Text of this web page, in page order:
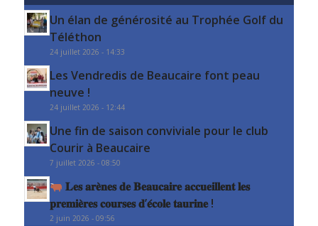
Un élan de générosité au Trophée Golf du
Téléthon
24 juillet 2026 - 14:33
Les Vendredis de Beaucaire font peau
neuve !
24 juillet 2026 - 12:44
Une fin de saison conviviale pour le club
Courir à Beaucaire
7 juillet 2026 - 08:50
𝐋𝐞𝐬 𝐚𝐫𝐞̀𝐧𝐞𝐬 𝐝𝐞 𝐁𝐞𝐚𝐮𝐜𝐚𝐢𝐫𝐞 𝐚𝐜𝐜𝐮𝐞𝐢𝐥𝐥𝐞𝐧𝐭 𝐥𝐞𝐬
𝐩𝐫𝐞𝐦𝐢𝐞̀𝐫𝐞𝐬 𝐜𝐨𝐮𝐫𝐬𝐞𝐬 𝐝’𝐞́𝐜𝐨𝐥𝐞 𝐭𝐚𝐮𝐫𝐢𝐧𝐞 !
2 juin 2026 - 09:56